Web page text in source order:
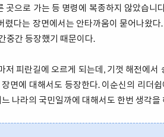
곳으로 가는 등 명령에 복종하지 않았습니
렸다는 장면에서는 안타까움이 묻어나왔
중간 등장했기 때문이다.
피란길에 오르게 되는데, 기껏 해전에서
면에 대해서도 등장한다. 이순신의 리더
나라의 국민일까에 대해서도 한번 생각